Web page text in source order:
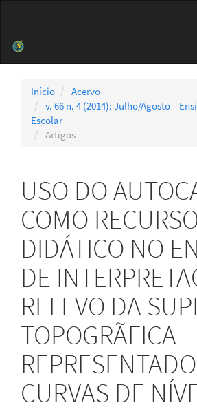
Barra
Início
Acervo
v. 66 n. 4 (2014): Julho/Agosto –
Escolar
Artigos
USO DO
COMO
DIDÁTICO NO
DE
RELEVO DA
TOPOGRÃFICA
CURVAS DE